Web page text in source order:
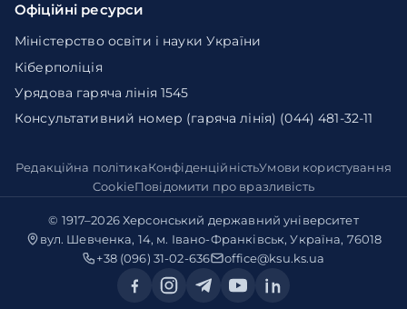
Офіційні ресурси
Міністерство освіти і науки України
Кіберполіція
Урядова гаряча лінія 1545
Консультативний номер (гаряча лінія) (044) 481-32-11
Редакційна політикаКонфіденційністьУмови користування
CookieПовідомити про вразливість
© 1917–2026Херсонський державний університет
вул. Шевченка, 14, м. Івано-Франківськ, Україна, 76018
+38 (096) 31-02-636
office@ksu.ks.ua